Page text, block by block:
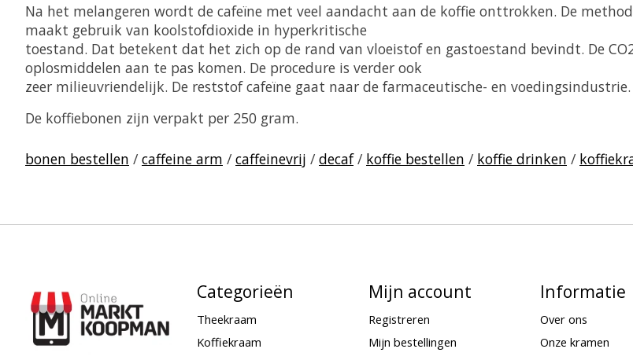
Na het melangeren wordt de cafeïne met veel aandacht aan de koffie onttrokken. De
maakt gebruik van koolstofdioxide in hyperkritische
toestand. Dat betekent dat het zich op de rand van vloeistof en gastoestand bevindt. De
oplosmiddelen aan te pas komen. De procedure is verder ook
zeer milieuvriendelijk. De reststof cafeïne gaat naar de farmaceutische- en voedingsindustrie.
De koffiebonen zijn verpakt per 250 gram.
bonen bestellen / caffeine arm / caffeinevrij / decaf/ koffie bestellen / koffie drinken /
Categorieën
Theekraam
Koffiekraam
Mijn account
Registreren
Mijn bestellingen
Informatie
Over ons
Onze kramen